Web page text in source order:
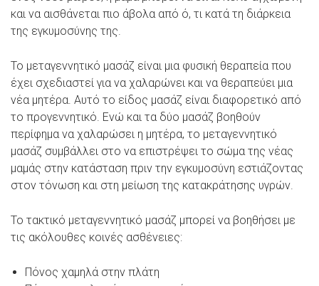
και να αισθάνεται πιο άβολα από ό, τι κατά τη διάρκεια
της εγκυμοσύνης της.
Το μεταγεννητικό μασάζ είναι μια φυσική θεραπεία που
έχει σχεδιαστεί για να χαλαρώνει και να θεραπεύει μια
νέα μητέρα. Αυτό το είδος μασάζ είναι διαφορετικό από
το προγεννητικό. Ενώ και τα δύο μασάζ βοηθούν
περίφημα να χαλαρώσει η μητέρα, το μεταγεννητικό
μασάζ συμβάλλει στο να επιστρέψει το σώμα της νέας
μαμάς στην κατάσταση πριν την εγκυμοσύνη εστιάζοντας
στον τόνωση και στη μείωση της κατακράτησης υγρών.
Το τακτικό μεταγεννητικό μασάζ μπορεί να βοηθήσει με
τις ακόλουθες κοινές ασθένειες:
Πόνος χαμηλά στην πλάτη